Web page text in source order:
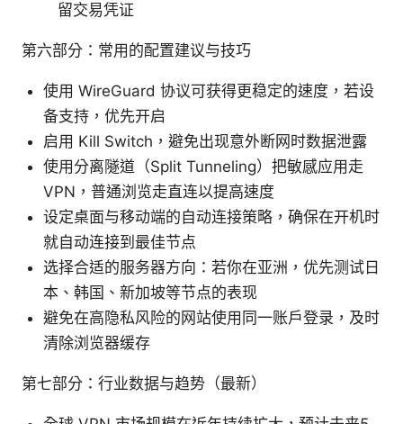
留交易凭证
第六部分：常用的配置建议与技巧
使用 WireGuard 协议可获得更稳定的速度，若设
备支持，优先开启
启用 Kill Switch，避免出现意外断网时数据泄露
使用分离隧道（Split Tunneling）把敏感应用走
VPN，普通浏览走直连以提高速度
设定桌面与移动端的自动连接策略，确保在开机时
就自动连接到最佳节点
选择合适的服务器方向：若你在亚洲，优先测试日
本、韩国、新加坡等节点的表现
避免在高隐私风险的网站使用同一账户登录，及时
清除浏览器缓存
第七部分：行业数据与趋势（最新）